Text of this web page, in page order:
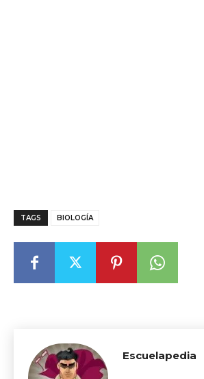
TAGS BIOLOGÍA
Escuelapedia